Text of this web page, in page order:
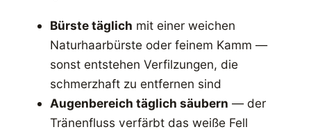
Bürste täglich mit einer weichen
Naturhaarbürste oder feinem Kamm —
sonst entstehen Verfilzungen, die
schmerzhaft zu entfernen sind
Augenbereich täglich säubern — der
Tränenfluss verfärbt das weiße Fell